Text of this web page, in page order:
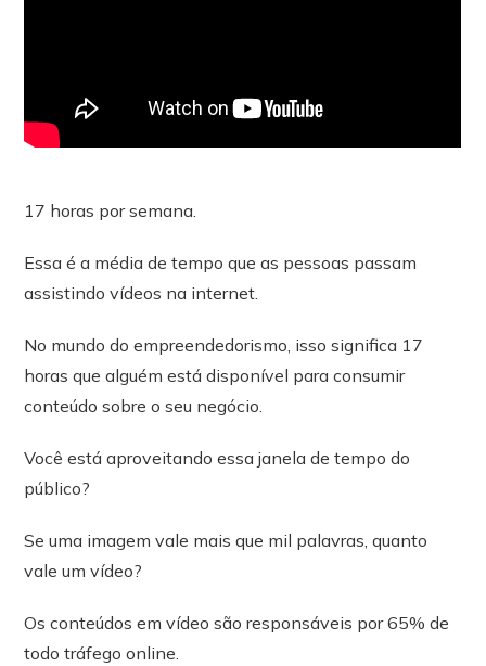
17 horas por semana.
Essa é a média de tempo que as pessoas passam
assistindo vídeos na internet.
No mundo do empreendedorismo, isso significa 17
horas que alguém está disponível para consumir
conteúdo sobre o seu negócio.
Você está aproveitando essa janela de tempo do
público?
Se uma imagem vale mais que mil palavras, quanto
vale um vídeo?
Os conteúdos em vídeo são responsáveis por 65% de
todo tráfego online.